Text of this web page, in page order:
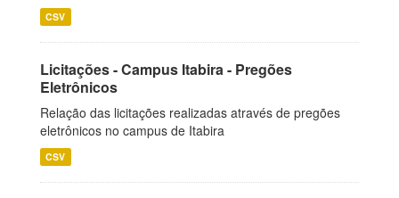
CSV
Licitações - Campus Itabira - Pregões
Eletrônicos
Relação das licitações realizadas através de pregões
eletrônicos no campus de Itabira
CSV